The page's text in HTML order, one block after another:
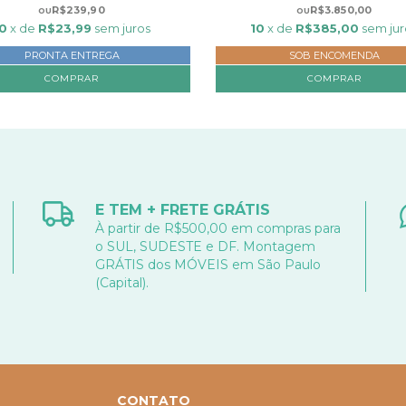
R$239,90
x de R$23,99 sem juros
PRONTA ENTREGA
R$3.850,00
10 x de R$385,00 sem
SOB ENCOMENDA
COMPRAR
E TEM + FRETE GRÁTIS
À partir de R$500,00 em compras para
o SUL, SUDESTE e DF. Montagem
GRÁTIS dos MÓVEIS em São Paulo
(Capital).
CONTATO